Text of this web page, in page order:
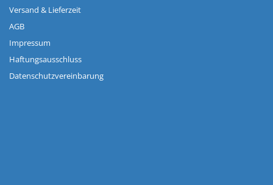
Versand & Lieferzeit
AGB
Impressum
Haftungsausschluss
Datenschutzvereinbarung